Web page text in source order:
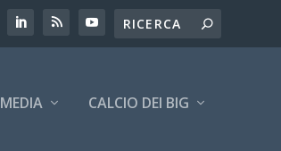
MEDIA CALCIO DEI BIG